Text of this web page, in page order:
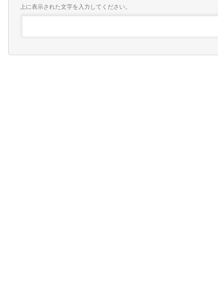
上に表示された文字を入力してください。